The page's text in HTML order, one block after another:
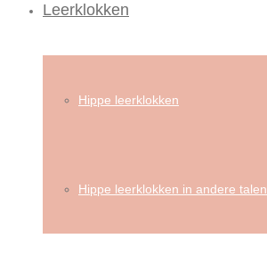
Leerklokken
Hippe leerklokken
Hippe leerklokken in andere talen